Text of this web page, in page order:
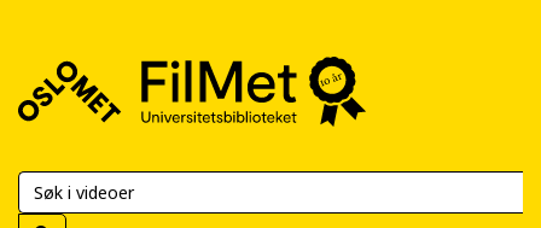
FilMet
Universitetsbiblioteket